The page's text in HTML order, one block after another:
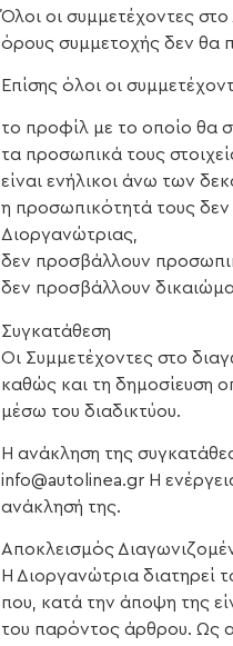
Όλοι οι συμμετέχοντες
όρους συμμετοχής δεν θα
Επίσης όλοι οι
το προφίλ με το οποίο θα
τα προσωπικά τους
είναι ενήλικοι άνω των
η προσωπικότητά τους δεν
Διοργανώτριας,
δεν προσβάλλουν
δεν προσβάλλουν
Συγκατάθεση
Οι Συμμετέχοντες στο
καθώς και τη δημοσίευση
μέσω του διαδικτύου.
Η ανάκληση της
info@autolinea.gr Η
ανάκλησή της.
Αποκλεισμός
Η Διοργανώτρια διατηρεί
που, κατά την άποψη της
του παρόντος άρθρου. Ως